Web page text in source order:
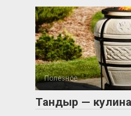
Полезное
Тандыр —